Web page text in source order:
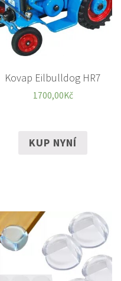
Kovap Eilbulldog HR7
1700,00Kč
KUP NYNÍ